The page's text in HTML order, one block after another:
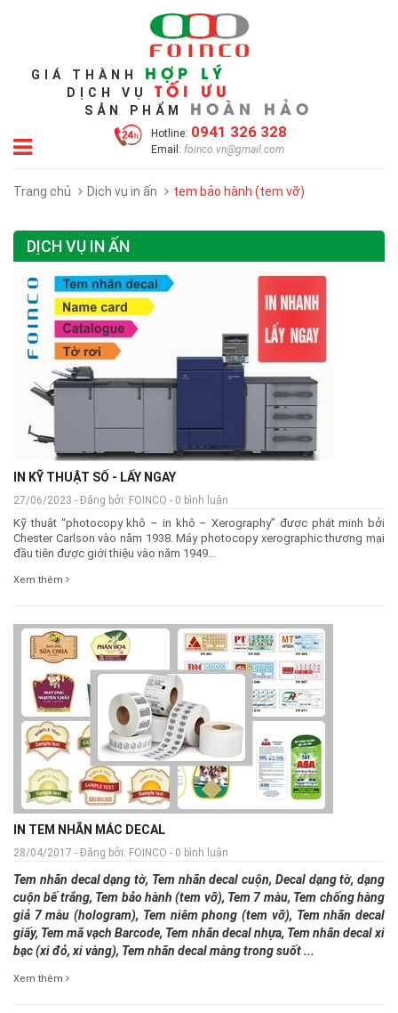
GIÁ THÀNH HỢP LÝ
DỊCH VỤ TỐI ƯU
SẢN PHẨM HOÀN HẢO
Hotline: 0941 326 328
Email: foinco.vn@gmail.com
Trang chủ Dịch vụ in ấn tem bảo hành (tem vỡ)
DỊCH VỤ IN ẤN
IN KỸ THUẬT SỐ - LẤY NGAY
27/06/2023 - Đăng bởi: FOINCO - 0 bình luận
Kỹ thuật “photocopy khô – in khô – Xerography” được phát minh bởi
Chester Carlson vào năm 1938. Máy photocopy xerographic thương mại
đầu tiên được giới thiệu vào năm 1949...
Xem thêm
IN TEM NHÃN MÁC DECAL
28/04/2017 - Đăng bởi: FOINCO - 0 bình luận
Tem nhãn decal dạng tờ, Tem nhãn decal cuộn, Decal dạng tờ, dạng
cuộn bế trắng, Tem bảo hành (tem vỡ), Tem 7 màu, Tem chống hàng
giả 7 màu (hologram), Tem niêm phong (tem vỡ), Tem nhãn decal
giấy, Tem mã vạch Barcode, Tem nhãn decal nhựa, Tem nhãn decal xi
bạc (xi đỏ, xi vàng), Tem nhãn decal màng trong suốt ...
Xem thêm